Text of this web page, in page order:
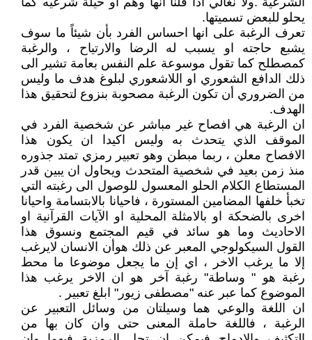
يحلو للبعض تسميتها.
تعرف الرغبة على انها احساس الفرد بأن شيئاً ما سوف
يشبع حاجته او يسبب له الرضا والارتياح ، والرغبة
كمصطلح كما تقول موسوعة علم النفس بعامة تشير الى
ذلك الدافع الشعوري او اللاشعوري لبلوغ هدف ما وليس
من الضروري أن تكون الرغبة مصحوبة بنزوع لتحقيق هذا
الهدف.
ان الرغبة هي افصاح غير مباشر عن شخصية الفرد في
الموقف الذي يتحدث به وليس اكيدا ان يكون هذا
الافصاح معلن ، ربما مبطن وهو تعبير رمزي تمتد جذوره
منذ زمن بعيد في شخصية المتحدث ويحاول ان يبين قدر
المستطاع الكلام الحلو المعسول للوصول الى رغبته التي
تخبأ خلفها المضامين المستورة ، فاحيانا بالابتسامة واحيانا
اخرى بالضحكة او بالامثلة المحلية او الآيات القرآنية او
الاحاديث وما هو سائد في قيم المجتمع ونسوق هذا
القول السيكولوجي المعبر عن ذلك هوأن الانسان لايرغب
إلا ما يرغب الاخر ، اي إن ما يجعل موضوعا ما محط
رغبة هو " وساطة" رغبة آخر هو ان الاخر يرغب هذا
الموضوع كما عبر عنه "مصطفى زيور" ابلغ تعبير .
ان اللغة والوعي هما وسيلتان من وسائل التعبير عن
الرغبة ، فاللغة حاملة المعنى حتى وان كان بها من